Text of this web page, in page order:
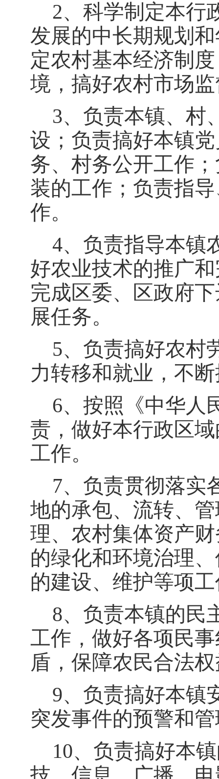
2、科学制定本行
发展的中长期规划
定农村基本经济制
境，搞好农村市场
3、负责本镇、村
设；负责搞好本镇
务、村务公开工作
装的工作；负责指
作。
4、负责指导本镇
好农业技术的推广
完成区委、区政府
展任务。
5、负责搞好农村
力转移和就业，不
6、按照《中华人
责，做好本行政区
工作。
7、负责贯彻落实
地的承包、流转、
理、农村集体资产
的绿化和环境治理
的建设、维护等项
8、负责本镇的民
工作，做好各项民
盾，保障农民合法
9、负责搞好本镇
突发事件的预警和
10、负责搞好本